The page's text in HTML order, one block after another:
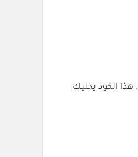
. هذا الكود يخليك